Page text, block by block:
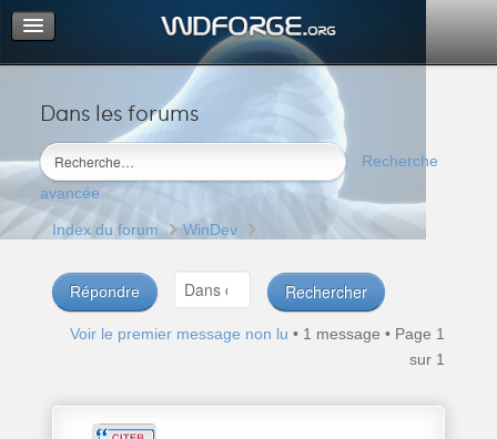
Dans les forums
Recherche
avancée
Portail
Index du forum
M’enregistrer
Connexion
Index du forum WinDev
Répondre
Voir le premier message non lu • 1 message • Page 1
sur 1